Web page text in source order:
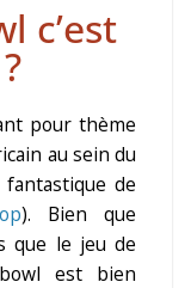
c’est
pour thème
au sein du
fantastique de
). Bien que
que le jeu de
est bien